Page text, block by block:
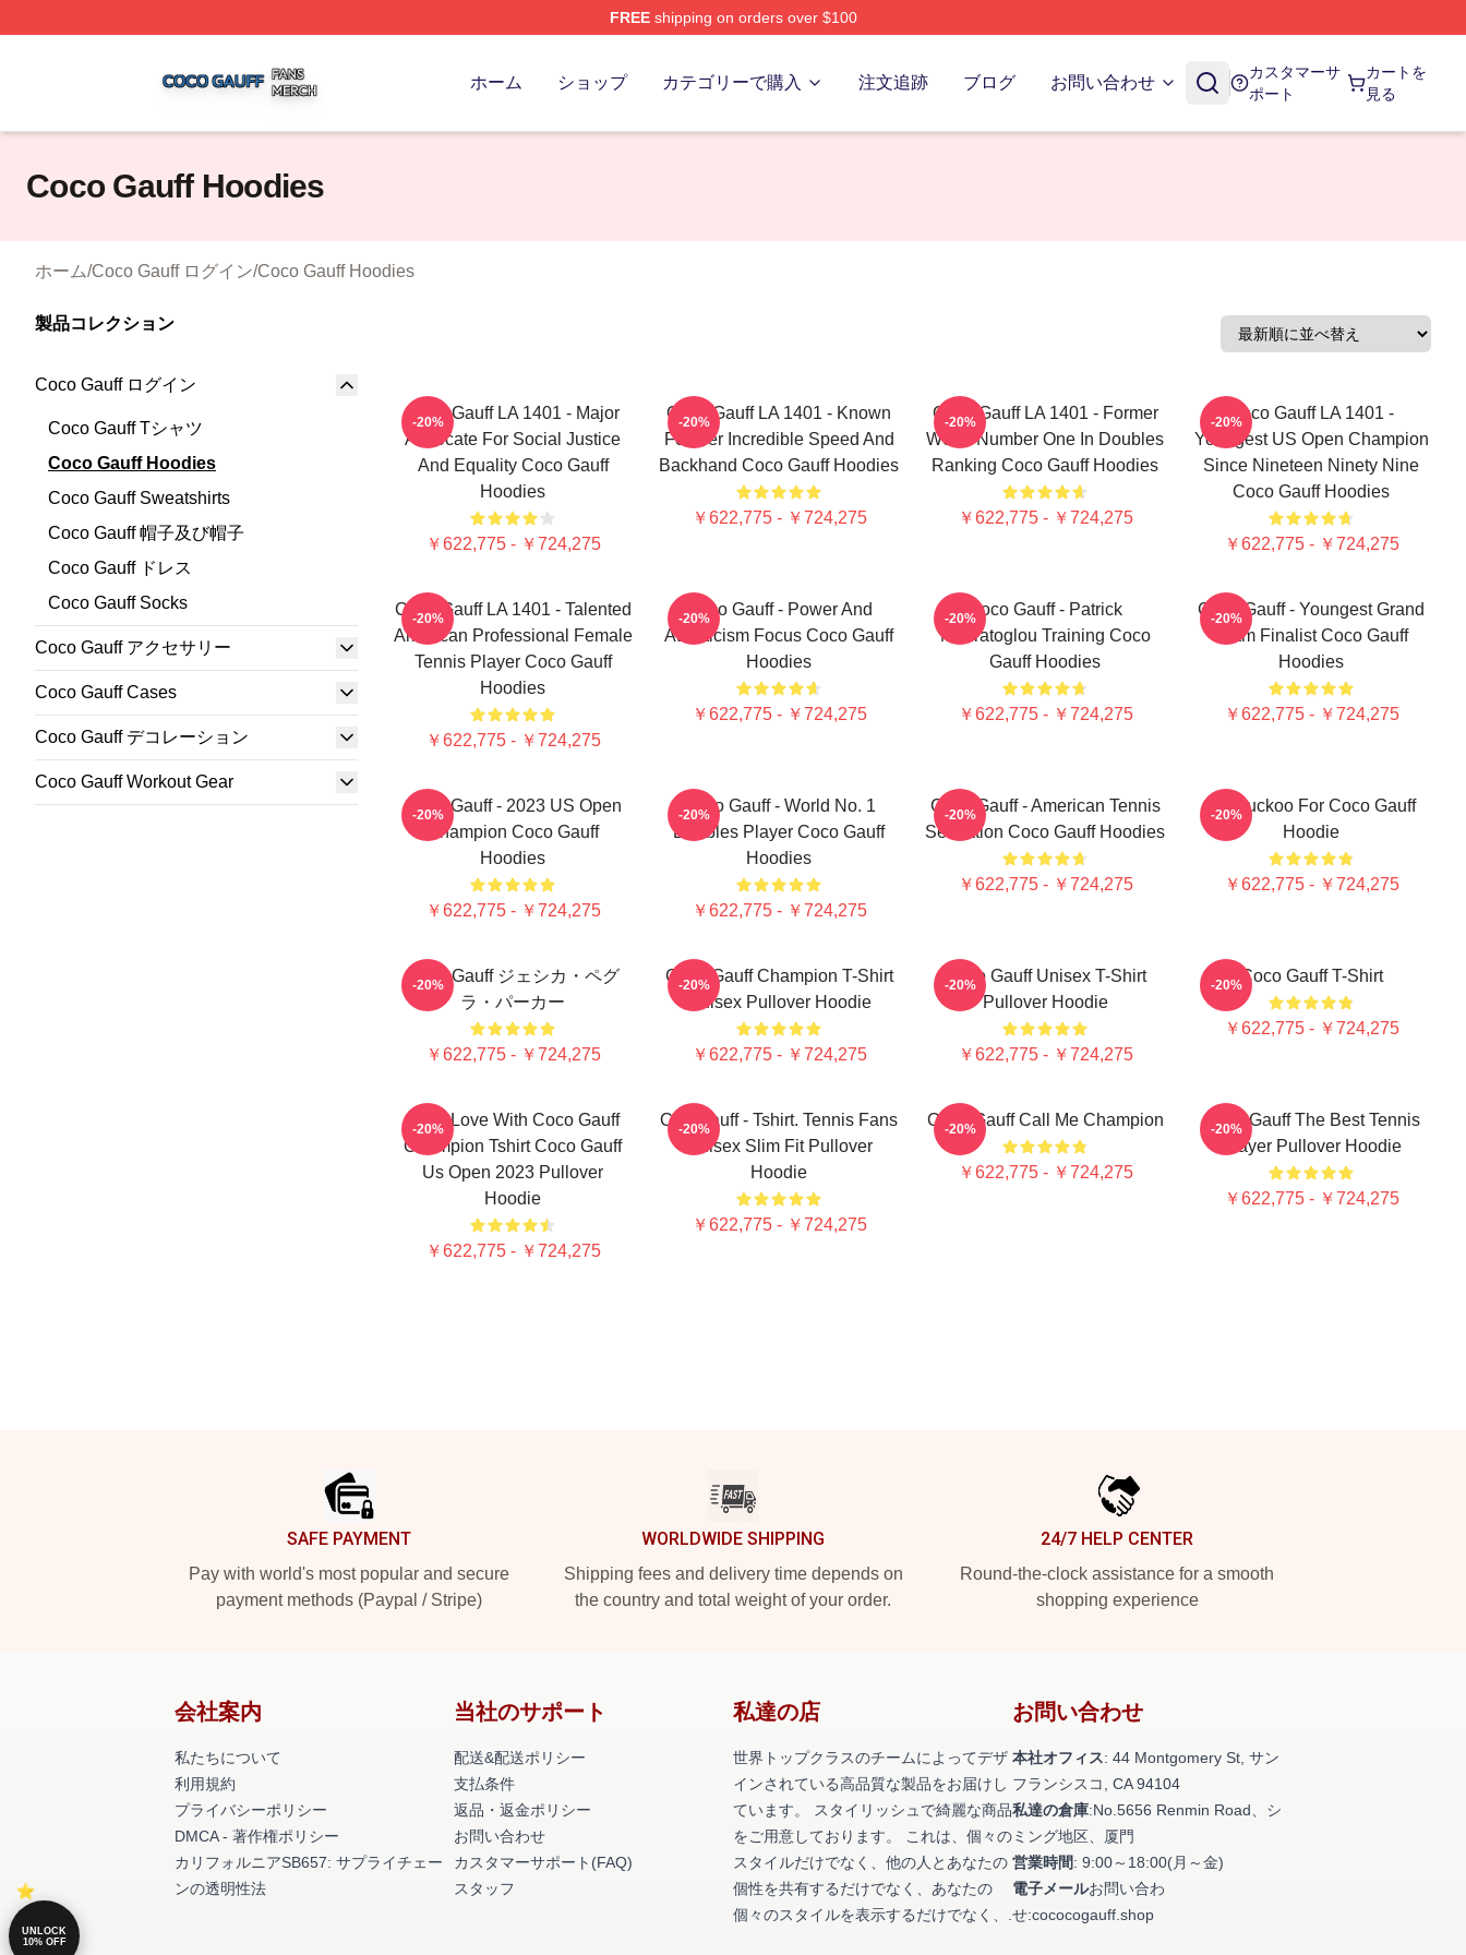
FREEshipping on orders over $100
ホーム ショップ カテゴリーで購入 注文追跡 ブログ お問い合わせ
カスタマーサ
ポート
カートを
見る
Coco Gauff Hoodies
ホーム/Coco Gauff ログイン/Coco Gauff Hoodies
製品コレクション
Coco Gauff ログイン
Coco Gauff Tシャツ
Coco Gauff Hoodies
Coco Gauff Sweatshirts
Coco Gauff 帽子及び帽子
Coco Gauff ドレス
Coco Gauff Socks
Coco Gauff アクセサリー
Coco Gauff Cases
Coco Gauff デコレーション
Coco Gauff Workout Gear
Coco Gauff LA 1401 - Major
Advocate For Social Justice
And Equality Coco Gauff
Hoodies
￥622,775 - ￥724,275
-20%
Coco Gauff LA 1401 - Known
For Her Incredible Speed And
Backhand Coco Gauff Hoodies
￥622,775 - ￥724,275
-20%
Coco Gauff LA 1401 - Former
World Number One In Doubles
Ranking Coco Gauff Hoodies
￥622,775 - ￥724,275
-20%
Coco Gauff LA 1401 -
Youngest US Open Champion
Since Nineteen Ninety Nine
Coco Gauff Hoodies
￥622,775 - ￥724,275
-20%
Coco Gauff LA 1401 - Talented
American Professional Female
Tennis Player Coco Gauff
Hoodies
￥622,775 - ￥724,275
-20%
Coco Gauff - Power And
Athleticism Focus Coco Gauff
Hoodies
￥622,775 - ￥724,275
-20%
Coco Gauff - Patrick
Mouratoglou Training Coco
Gauff Hoodies
￥622,775 - ￥724,275
-20%
Coco Gauff - Youngest Grand
Slam Finalist Coco Gauff
Hoodies
￥622,775 - ￥724,275
-20%
Coco Gauff - 2023 US Open
Champion Coco Gauff
Hoodies
￥622,775 - ￥724,275
-20%
Coco Gauff - World No. 1
Doubles Player Coco Gauff
Hoodies
￥622,775 - ￥724,275
-20%
Coco Gauff - American Tennis
Sensation Coco Gauff Hoodies
￥622,775 - ￥724,275
-20%
I'm Cuckoo For Coco Gauff
Hoodie
￥622,775 - ￥724,275
-20%
Coco Gauff ジェシカ・ペグ
ラ・パーカー
￥622,775 - ￥724,275
-20%
Coco Gauff Champion T-Shirt
Unisex Pullover Hoodie
￥622,775 - ￥724,275
-20%
Coco Gauff Unisex T-Shirt
Pullover Hoodie
￥622,775 - ￥724,275
-20% Coco Gauff T-Shirt
￥622,775 - ￥724,275
-20%
I'm In Love With Coco Gauff
Champion Tshirt Coco Gauff
Us Open 2023 Pullover
Hoodie
￥622,775 - ￥724,275
-20%
Cori Gauff - Tshirt. Tennis Fans
Unisex Slim Fit Pullover
Hoodie
￥622,775 - ￥724,275
-20% Coco Gauff Call Me Champion
￥622,775 - ￥724,275
-20%
Coco Gauff The Best Tennis
Player Pullover Hoodie
￥622,775 - ￥724,275
-20%
SAFE PAYMENT
Pay with world's most popular and secure
payment methods (Paypal / Stripe)
WORLDWIDE SHIPPING
Shipping fees and delivery time depends on
the country and total weight of your order.
24/7 HELP CENTER
Round-the-clock assistance for a smooth
shopping experience
会社案内
私たちについて
利用規約
プライバシーポリシー
DMCA - 著作権ポリシー
カリフォルニアSB657: サプライチェー
ンの透明性法
当社のサポート
配送&配送ポリシー
支払条件
返品・返金ポリシー
お問い合わせ
カスタマーサポート(FAQ)
スタッフ
私達の店
世界トップクラスのチームによってデザ
インされている高品質な製品をお届けし
ています。 スタイリッシュで綺麗な商品
をご用意しております。 これは、個々の
スタイルだけでなく、他の人とあなたの
個性を共有するだけでなく、あなたの
個々のスタイルを表示するだけでなく、.
お問い合わせ
本社オフィス: 44 Montgomery St, サン
フランシスコ, CA 94104
私達の倉庫:No.5656 Renmin Road、シ
ミング地区、厦門
営業時間: 9:00～18:00(月～金)
電子メールお問い合わ
せ:cococogauff.shop
UNLOCK
10% OFF